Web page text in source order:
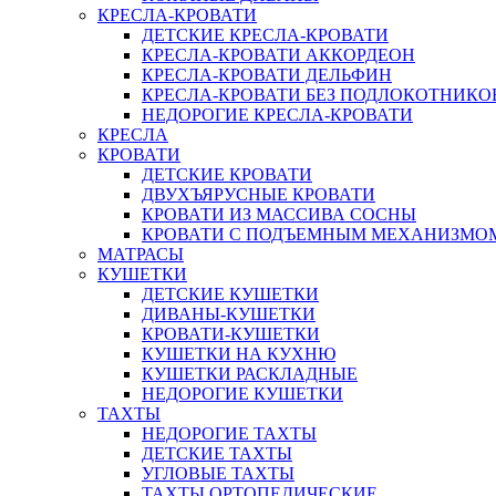
КРЕСЛА-КРОВАТИ
ДЕТСКИЕ КРЕСЛА-КРОВАТИ
КРЕСЛА-КРОВАТИ АККОРДЕОН
КРЕСЛА-КРОВАТИ ДЕЛЬФИН
КРЕСЛА-КРОВАТИ БЕЗ
НЕДОРОГИЕ КРЕСЛА-КРОВАТИ
КРЕСЛА
КРОВАТИ
ДЕТСКИЕ КРОВАТИ
ДВУХЪЯРУСНЫЕ КРОВАТИ
КРОВАТИ ИЗ МАССИВА СОСНЫ
КРОВАТИ С ПОДЪЕМНЫМ
МАТРАСЫ
КУШЕТКИ
ДЕТСКИЕ КУШЕТКИ
ДИВАНЫ-КУШЕТКИ
КРОВАТИ-КУШЕТКИ
КУШЕТКИ НА КУХНЮ
КУШЕТКИ РАСКЛАДНЫЕ
НЕДОРОГИЕ КУШЕТКИ
ТАХТЫ
НЕДОРОГИЕ ТАХТЫ
ДЕТСКИЕ ТАХТЫ
УГЛОВЫЕ ТАХТЫ